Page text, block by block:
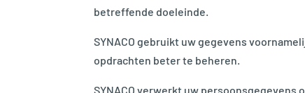
betreffende doeleinde.
SYNACO gebruikt uw gegevens
opdrachten beter te beheren.
SYNACO verwerkt uw